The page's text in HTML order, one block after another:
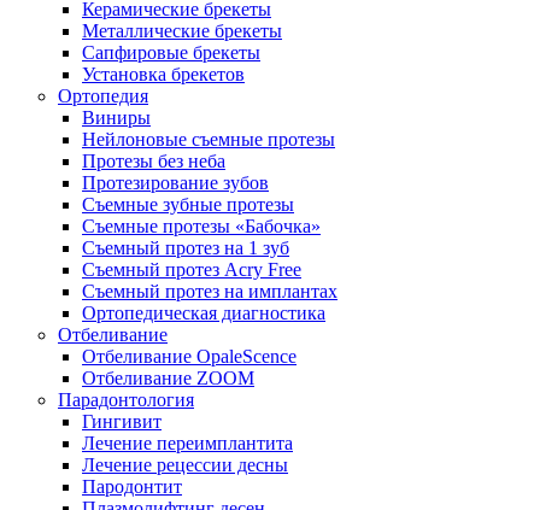
Керамические брекеты
Металлические брекеты
Сапфировые брекеты
Установка брекетов
Ортопедия
Виниры
Нейлоновые съемные протезы
Протезы без неба
Протезирование зубов
Съемные зубные протезы
Съемные протезы «Бабочка»
Съемный протез на 1 зуб
Съемный протез Acry Free
Съемный протез на имплантах
Ортопедическая диагностика
Отбеливание
Отбеливание OpaleScence
Отбеливание ZOOM
Парадонтология
Гингивит
Лечение переимплантита
Лечение рецессии десны
Пародонтит